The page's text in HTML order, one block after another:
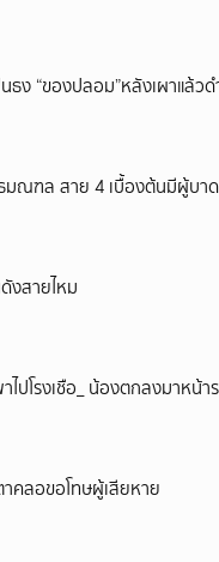
ธง “ของปลอม”หลังเผาแล้
ณฑล สาย 4 เบื้องต้นมีผู้บาด
งสายไหม
ปโรงเชือ_ น้องตกลงมาหน้
คลอขอโทษผู้เสียหาย